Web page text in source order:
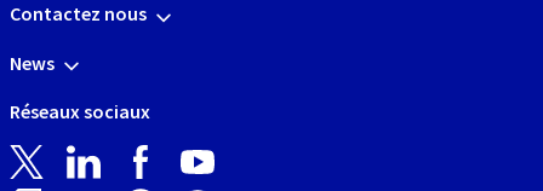
Contactez nous
News
Réseaux sociaux